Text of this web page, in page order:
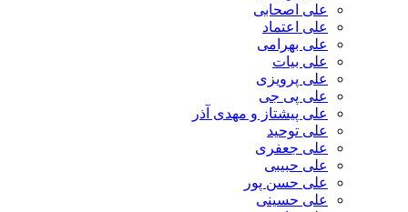
علی اصحابی
علی اعتماد
علی بهرامی
علی بیات
علی پرویزی
علی پی جی
علی پیشتاز و مهدی آذر
علی توحید
علی جعفری
علی حبیبی
علی حسن پور
علی حسینی